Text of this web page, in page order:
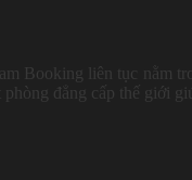
Booking liên tục nằm
phòng đẳng cấp thế giới